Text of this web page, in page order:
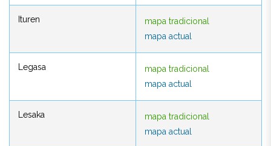
Ituren
mapa tradicional
mapa actual
Legasa
mapa tradicional
mapa actual
Lesaka
mapa tradicional
mapa actual
mapa actual
mapa actual
mapa actual